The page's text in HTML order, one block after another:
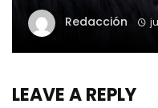
Redacción
LEAVE A REPLY